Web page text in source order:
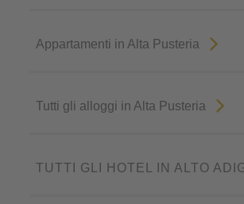
Appartamenti in Alta Pusteria
Tutti gli alloggi in Alta Pusteria
TUTTI GLI HOTEL IN ALTO